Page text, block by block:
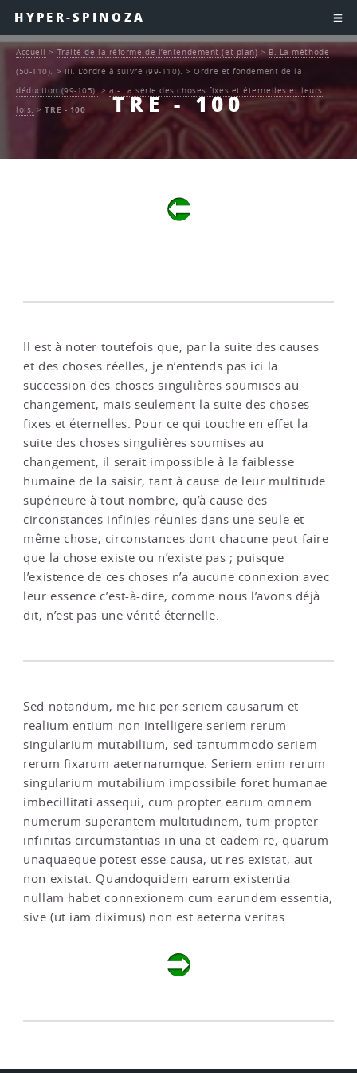
HYPER-SPINOZA
TRE - 100
Accueil > Traité de la réforme de l’entendement (et plan) > B. La méthode
(50-110). > III. L’ordre à suivre (99-110). >Ordre et fondement de la
déduction (99-105). >a - La série des choses fixes et éternelles et leurs
lois. >TRE - 100
Il est à noter toutefois que, par la suite des causes
et des choses réelles, je n’entends pas ici la
succession des choses singulières soumises au
changement, mais seulement la suite des choses
fixes et éternelles. Pour ce qui touche en effet la
suite des choses singulières soumises au
changement, il serait impossible à la faiblesse
humaine de la saisir, tant à cause de leur multitude
supérieure à tout nombre, qu’à cause des
circonstances infinies réunies dans une seule et
même chose, circonstances dont chacune peut faire
que la chose existe ou n’existe pas ; puisque
l’existence de ces choses n’a aucune connexion avec
leur essence c’est-à-dire, comme nous l’avons déjà
dit, n’est pas une vérité éternelle.
Sed notandum, me hic per seriem causarum et
realium entium non intelligere seriem rerum
singularium mutabilium, sed tantummodo seriem
rerum fixarum aeternarumque. Seriem enim rerum
singularium mutabilium impossibile foret humanae
imbecillitati assequi, cum propter earum omnem
numerum superantem multitudinem, tum propter
infinitas circumstantias in una et eadem re, quarum
unaquaeque potest esse causa, ut res existat, aut
non existat. Quandoquidem earum existentia
nullam habet connexionem cum earundem essentia,
sive (ut iam diximus) non est aeterna veritas.